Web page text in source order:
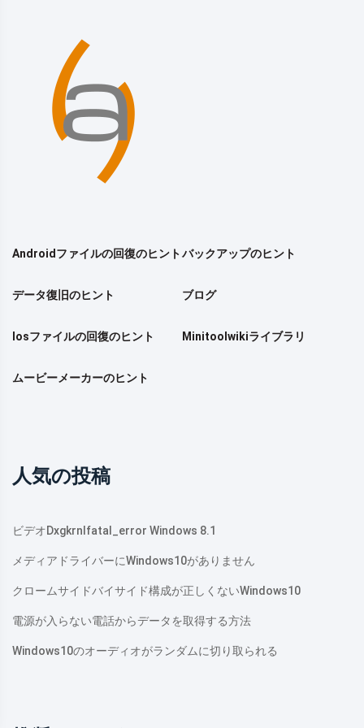
Androidファイルの回復のヒントバックアップのヒント
データ復旧のヒント ブログ
Iosファイルの回復のヒント Minitoolwikiライブラリ
ムービーメーカーのヒント
人気の投稿
ビデオdxgkrnlfatal_error Windows 8.1
メディアドライバーにWindows10がありません
クロームサイドバイサイド構成が正しくないWindows10
電源が入らない電話からデータを取得する方法
Windows10のオーディオがランダムに切り取られる